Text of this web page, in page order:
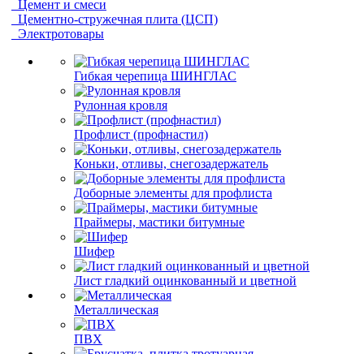
Цемент и смеси
Цементно-стружечная плита (ЦСП)
Электротовары
Гибкая черепица ШИНГЛАС
Рулонная кровля
Профлист (профнастил)
Коньки, отливы, снегозадержатель
Доборные элементы для профлиста
Праймеры, мастики битумные
Шифер
Лист гладкий оцинкованный и цветной
Металлическая
ПВХ